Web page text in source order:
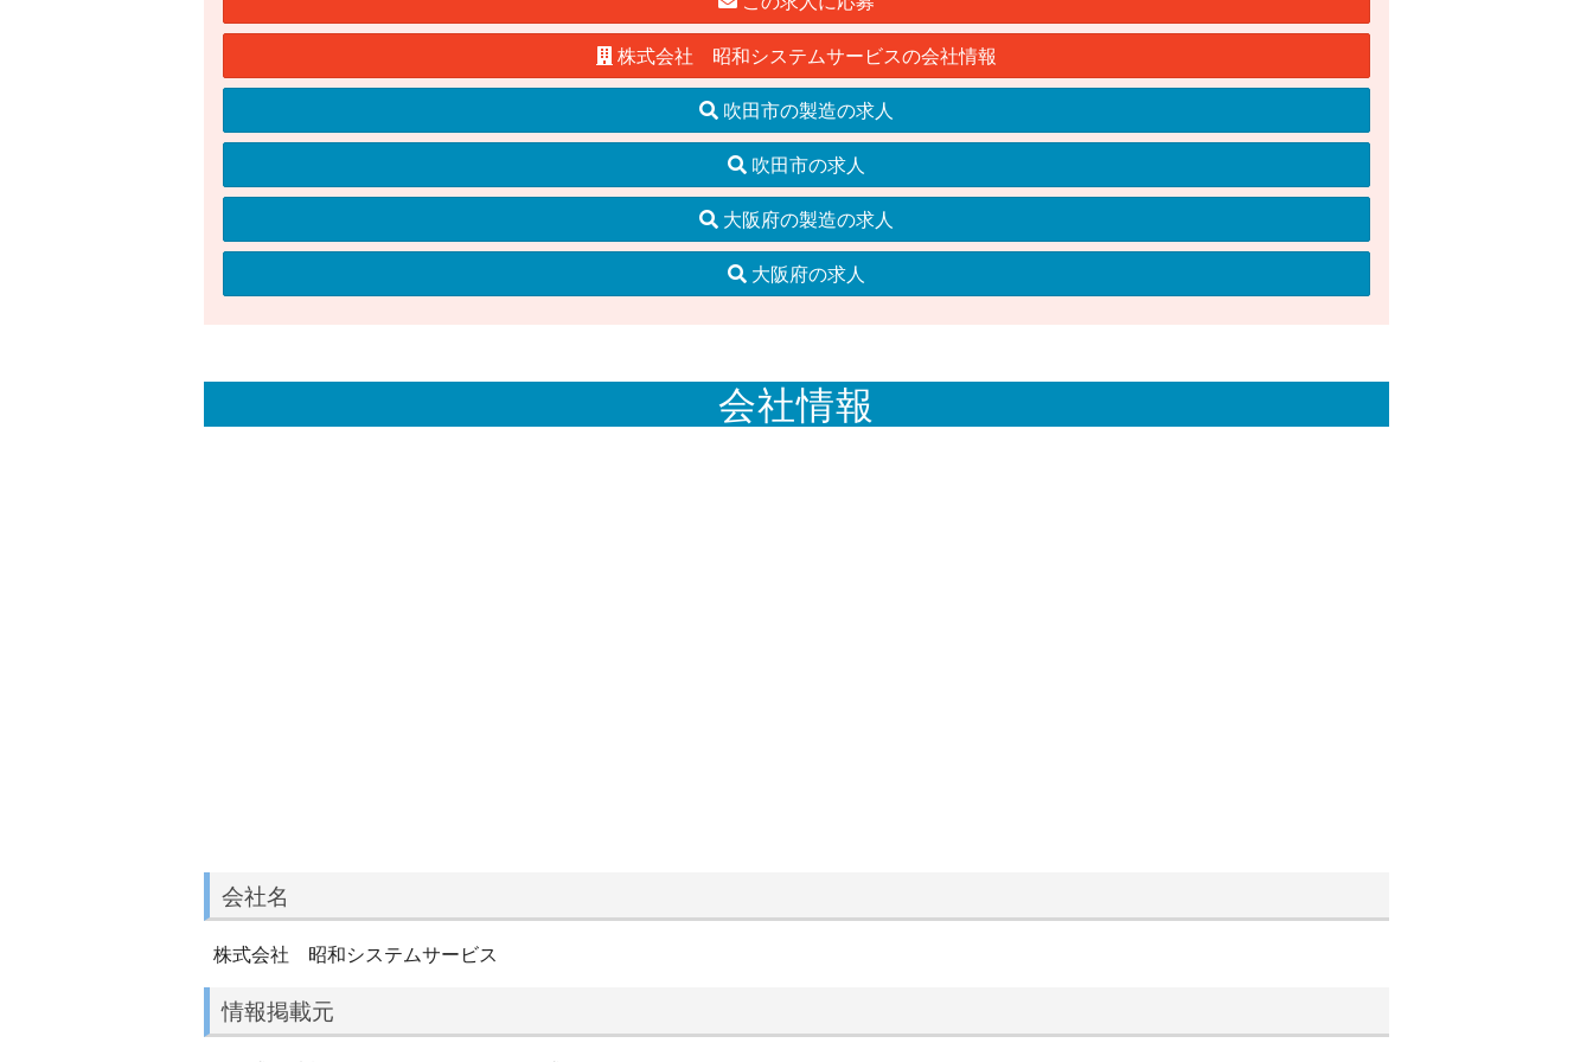
株式会社 昭和システムサービスの会社情報
吹田市の製造の求人
吹田市の求人
大阪府の製造の求人
大阪府の求人
会社情報
会社名
株式会社 昭和システムサービス
情報掲載元